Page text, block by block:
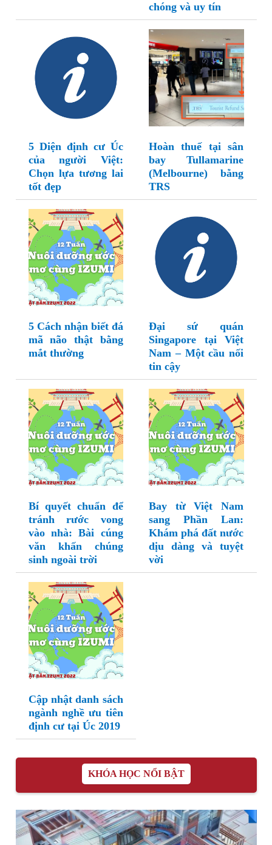
chóng và uy tín
5 Diện định cư Úc
của người Việt:
Chọn lựa tương lai
tốt đẹp
Hoàn thuế tại sân
bay Tullamarine
(Melbourne) bằng
TRS
5 Cách nhận biết đá
mã não thật bằng
mắt thường
Đại sứ quán
Singapore tại Việt
Nam – Một cầu nối
tin cậy
Bí quyết chuẩn để
tránh rước vong
vào nhà: Bài cúng
văn khấn chúng
sinh ngoài trời
Bay từ Việt Nam
sang Phần Lan:
Khám phá đất nước
dịu dàng và tuyệt
vời
Cập nhật danh sách
ngành nghề ưu tiên
định cư tại Úc 2019
KHÓA HỌC NỔI BẬT